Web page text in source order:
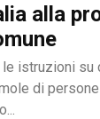
alla
istruzioni su
di